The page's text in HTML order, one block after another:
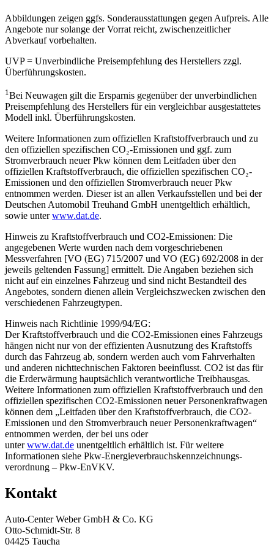
Abbildungen zeigen ggfs. Sonderausstattungen gegen Aufpreis. Alle
Angebote nur solange der Vorrat reicht, zwischenzeitlicher
Abverkauf vorbehalten.
UVP = Unverbindliche Preisempfehlung des Herstellers zzgl.
Überführungskosten.
1 Bei Neuwagen gilt die Ersparnis gegenüber der unverbindlichen
Preisempfehlung des Herstellers für ein vergleichbar ausgestattetes
Modell inkl. Überführungskosten.
Weitere Informationen zum offiziellen Kraftstoffverbrauch und zu
den offiziellen spezifischen CO₂-Emissionen und ggf. zum
Stromverbrauch neuer Pkw können dem Leitfaden über den
offiziellen Kraftstoffverbrauch, die offiziellen spezifischen CO₂-
Emissionen und den offiziellen Stromverbrauch neuer Pkw
entnommen werden. Dieser ist an allen Verkaufsstellen und bei der
Deutschen Automobil Treuhand GmbH unentgeltlich erhältlich,
sowie unterwww.dat.de.
Hinweis zu Kraftstoffverbrauch und CO2-Emissionen: Die
angegebenen Werte wurden nach dem vorgeschriebenen
Messverfahren [VO (EG) 715/2007 und VO (EG) 692/2008 in der
jeweils geltenden Fassung] ermittelt. Die Angaben beziehen sich
nicht auf ein einzelnes Fahrzeug und sind nicht Bestandteil des
Angebotes, sondern dienen allein Vergleichszwecken zwischen den
verschiedenen Fahrzeugtypen.
Hinweis nach Richtlinie 1999/94/EG:
Der Kraftstoffverbrauch und die CO2-Emissionen eines Fahrzeugs
hängen nicht nur von der effizienten Ausnutzung des Kraftstoffs
durch das Fahrzeug ab, sondern werden auch vom Fahrverhalten
und anderen nichttechnischen Faktoren beeinflusst. CO2 ist das für
die Erderwärmung hauptsächlich verantwortliche Treibhausgas.
Weitere Informationen zum offiziellen Kraftstoffverbrauch und den
offiziellen spezifischen CO2-Emissionen neuer Personenkraftwagen
können dem „Leitfaden über den Kraftstoffverbrauch, die CO2-
Emissionen und den Stromverbrauch neuer Personenkraftwagen“
entnommen werden, der bei uns oder
unterwww.dat.de unentgeltlich erhältlich ist. Für weitere
Informationen siehe Pkw-Energie­verbrauchs­kennzeichnungs­
verordnung – Pkw-EnVKV.
Kontakt
Auto-Center Weber GmbH & Co. KG
Otto-Schmidt-Str. 8
04425 Taucha